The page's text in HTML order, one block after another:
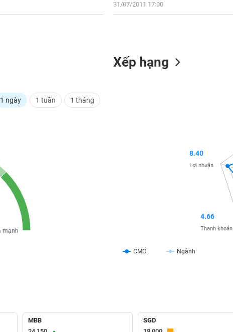
31/07/2011 17:00
1 ngày 1 tuần 1 tháng
mạnh
Xếp hạng
CMC Ngành
4.66
Thanh khoản
8.40
Lợi nhuận
MBB
SGD